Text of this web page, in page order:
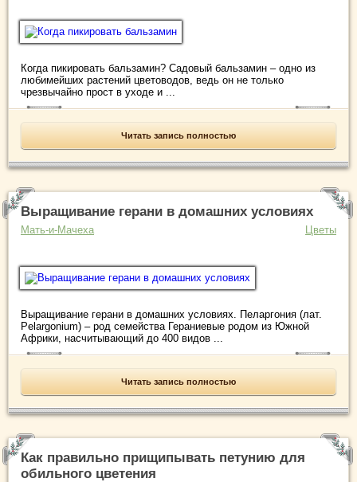
Когда пикировать бальзамин? Садовый бальзамин – одно из
любимейших растений цветоводов, ведь он не только
чрезвычайно прост в уходе и ...
Читать запись полностью
Выращивание герани в домашних условиях
Мать-и-Мачеха Цветы
Выращивание герани в домашних условиях. Пеларгония (лат.
Pelargonium) – род семейства Гераниевые родом из Южной
Африки, насчитывающий до 400 видов ...
Читать запись полностью
Как правильно прищипывать петунию для
обильного цветения